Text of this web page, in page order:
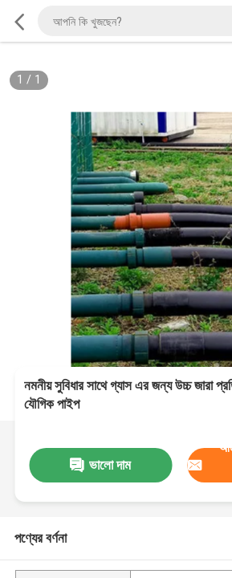
1 / 1
নমনীয় সুবিধার সাথে গ্যাস এর জন্য উচ্চ জারা
যৌগিক পাইপ
ভালো দাম
পণ্যের বর্ণনা